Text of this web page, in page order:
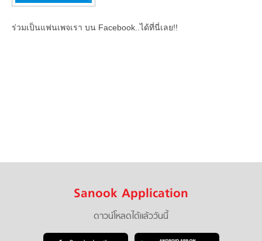
ร่วมเป็นแฟนเพจเรา บน Facebook..ได้ที่นี่เลย!!
Sanook Application
ดาวน์โหลดได้แล้ววันนี้